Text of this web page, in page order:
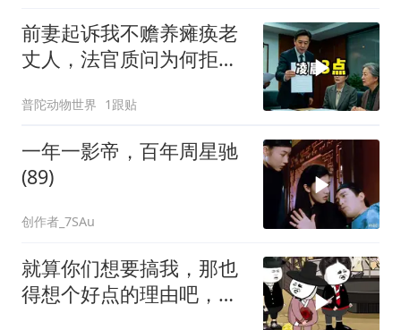
前妻起诉我不赡养瘫痪老
丈人，法官质问为何拒不
普陀动物世界 1跟贴
一年一影帝，百年周星驰
(89)
创作者_7SAu
就算你们想要搞我，那也
得想个好点的理由吧，这